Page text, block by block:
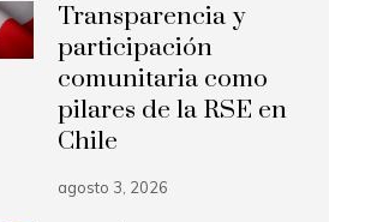
Transparencia y
participación
comunitaria como
pilares de la RSE en
Chile
agosto 3, 2026